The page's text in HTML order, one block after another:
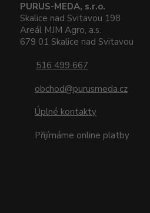
PURUS-MEDA, s.r.o.
Skalice nad Svitavou 198
Areál MJM Agro, a.s.
679 01 Skalice nad Svitavou
516 499 667
obchod@purusmeda.cz
Úplné kontakty
Přijímáme online platby